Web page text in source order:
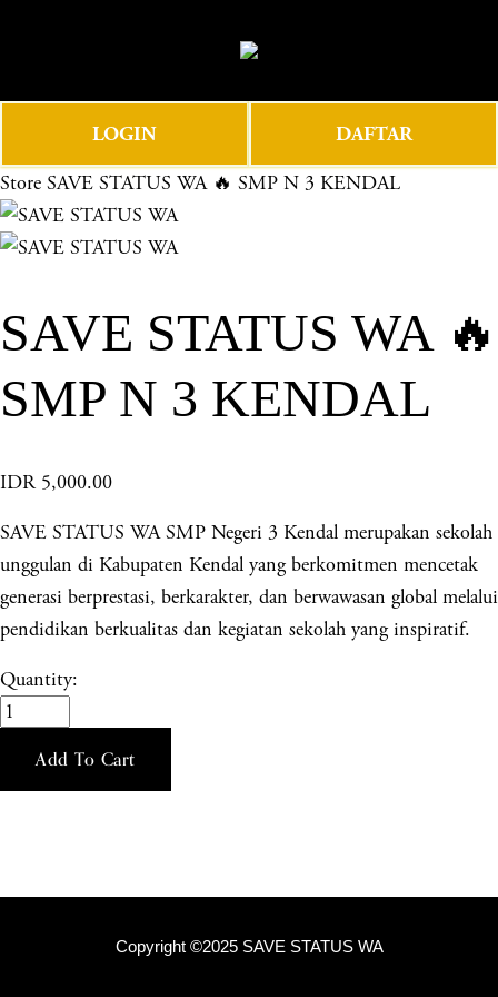
e
e
n
u
LOGIN DAFTAR
Store SAVE STATUS WA 🔥 SMP N 3 KENDAL
SAVE STATUS WA 🔥
SMP N 3 KENDAL
IDR 5,000.00
SAVE STATUS WA SMP Negeri 3 Kendal merupakan sekolah
unggulan di Kabupaten Kendal yang berkomitmen mencetak
generasi berprestasi, berkarakter, dan berwawasan global melalui
pendidikan berkualitas dan kegiatan sekolah yang inspiratif.
Quantity:
Add To Cart
Copyright ©2025 SAVE STATUS WA